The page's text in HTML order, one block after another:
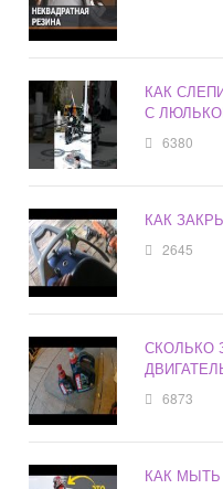
КАК
С
6380
КАК
2645
СКОЛЬКО
6873
КАК